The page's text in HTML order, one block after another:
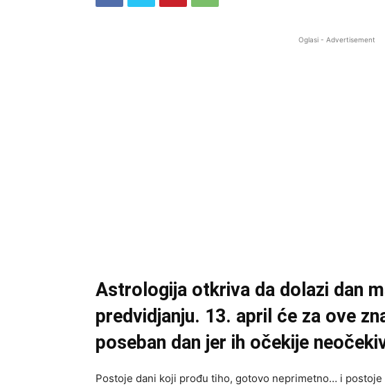
Oglasi - Advertisement
Astrologija otkriva da dolazi dan
predvidjanju. 13. april će za ove
poseban dan jer ih očekije
Postoje dani koji prođu tiho, gotovo neprimetno… i